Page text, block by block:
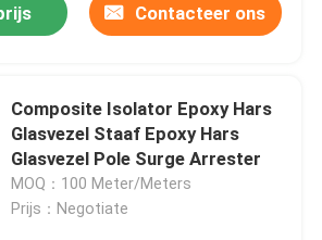
Contacteer ons
Composite Isolator Epoxy Hars
Glasvezel Staaf Epoxy Hars
Glasvezel Pole Surge Arrester
MOQ：100 Meter/Meters
Prijs：Negotiate